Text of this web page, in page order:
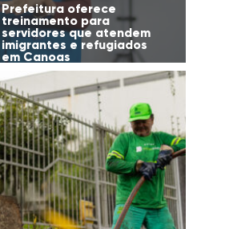
Prefeitura oferece
treinamento para
servidores que atendem
imigrantes e refugiados
em Canoas